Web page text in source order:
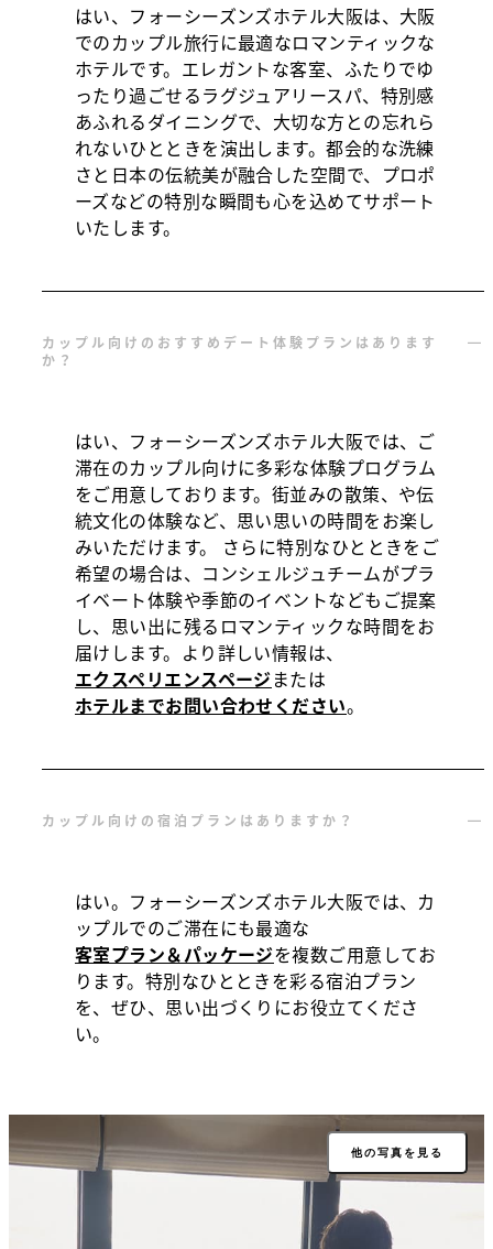
はい、フォーシーズンズホテル大阪は、大阪
でのカップル旅行に最適なロマンティックな
ホテルです。エレガントな客室、ふたりでゆ
ったり過ごせるラグジュアリースパ、特別感
あふれるダイニングで、大切な方との忘れら
れないひとときを演出します。都会的な洗練
さと日本の伝統美が融合した空間で、プロポ
ーズなどの特別な瞬間も心を込めてサポート
いたします。
カップル向けのおすすめデート体験プランはあります
か？
はい、フォーシーズンズホテル大阪では、ご
滞在のカップル向けに多彩な体験プログラム
をご用意しております。街並みの散策、や伝
統文化の体験など、思い思いの時間をお楽し
みいただけます。 さらに特別なひとときをご
希望の場合は、コンシェルジュチームがプラ
イベート体験や季節のイベントなどもご提案
し、思い出に残るロマンティックな時間をお
届けします。より詳しい情報は、
エクスペリエンスページまたは
ホテルまでお問い合わせください。
カップル向けの宿泊プランはありますか？
はい。フォーシーズンズホテル大阪では、カ
ップルでのご滞在にも最適な
客室プラン＆パッケージを複数ご用意してお
ります。特別なひとときを彩る宿泊プラン
を、ぜひ、思い出づくりにお役立てくださ
い。
他の写真を見る